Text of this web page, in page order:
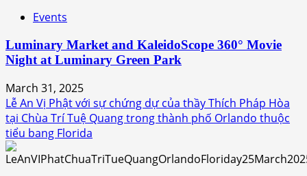
Events
Luminary Market and KaleidoScope 360° Movie
Night at Luminary Green Park
March 31, 2025
Lễ An Vị Phật với sự chứng dự của thầy Thích Pháp Hòa
tại Chùa Trí Tuệ Quang trong thành phố Orlando thuộc
tiểu bang Florida